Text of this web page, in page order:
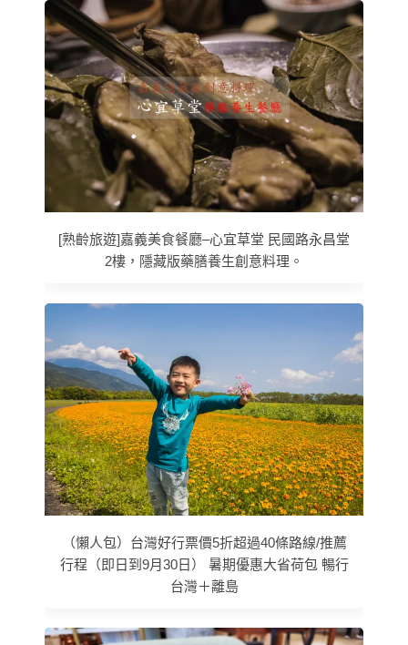
[熟齡旅遊]嘉義美食餐廳–心宜草堂 民國路永昌堂
2樓，隱藏版藥膳養生創意料理。
（懶人包）台灣好行票價5折超過40條路線/推薦
行程（即日到9月30日） 暑期優惠大省荷包 暢行
台灣＋離島